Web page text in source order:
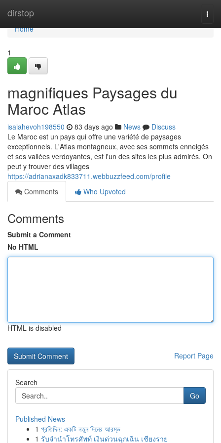
dirstop
Home
Home
1
magnifiques Paysages du
Maroc Atlas
isaiahevoh198550 83 days ago News
Discuss
Le Maroc est un pays qui offre une variété de paysages
exceptionnels. L'Atlas montagneux, avec ses sommets enneigés
et ses vallées verdoyantes, est l'un des sites les plus admirés. On
peut y trouver des villages
https://adrianaxadk833711.webbuzzfeed.com/profile
Comments
Who Upvoted
Comments
Submit a Comment
No HTML
HTML is disabled
Report Page
Search
Go
Published News
1 প্রতিদিন: একটি নতুন দিনের আরম্ভ
1 รับจำนำโทรศัพท์ เงินด่วนฉุกเฉิน เชียงราย